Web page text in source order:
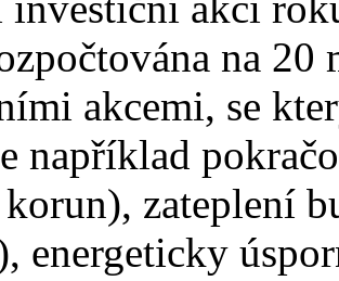
na
akcemi, se
například
zateplení
energeticky